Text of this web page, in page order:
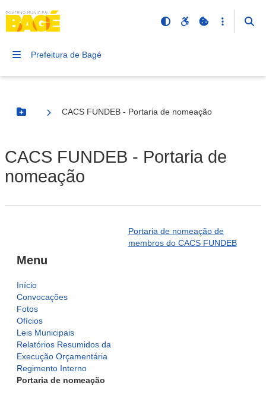
Prefeitura de Bagé
Botão Menu
CACS FUNDEB - Portaria de nomeação
CACS FUNDEB - Portaria de
nomeação
Menu
Início
Convocações
Fotos
Ofícios
Leis Municipais
Relatórios Resumidos da
Execução Orçamentária
Regimento Interno
Portaria de nomeação
Portaria de nomeação de
membros do CACS FUNDEB